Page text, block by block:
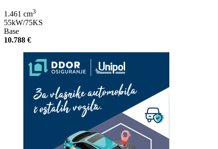
1.461 cm3
55kW/75KS
Base
10.788 €